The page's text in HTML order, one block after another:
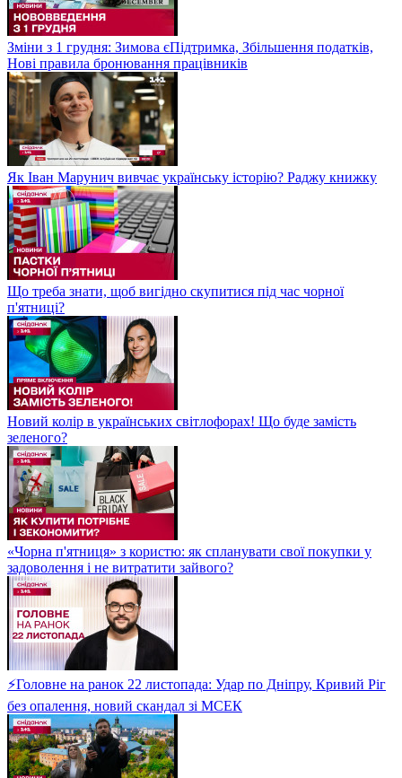
Зміни з 1 грудня: Зимова єПідтримка, Збільшення податків,
Нові правила бронювання працівників
Як Іван Марунич вивчає українську історію? Раджу книжку
Що треба знати, щоб вигідно скупитися під час чорної
п'ятниці?
Новий колір в українських світлофорах! Що буде замість
зеленого?
«Чорна п'ятниця» з користю: як спланувати свої покупки у
задоволення і не витратити зайвого?
⚡Головне на ранок 22 листопада: Удар по Дніпру, Кривий Ріг
без опалення, новий скандал зі МСЕК